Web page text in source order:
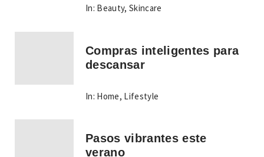
In: Beauty,Skincare
Compras inteligentes para
descansar
In: Home, Lifestyle
Pasos vibrantes este
verano